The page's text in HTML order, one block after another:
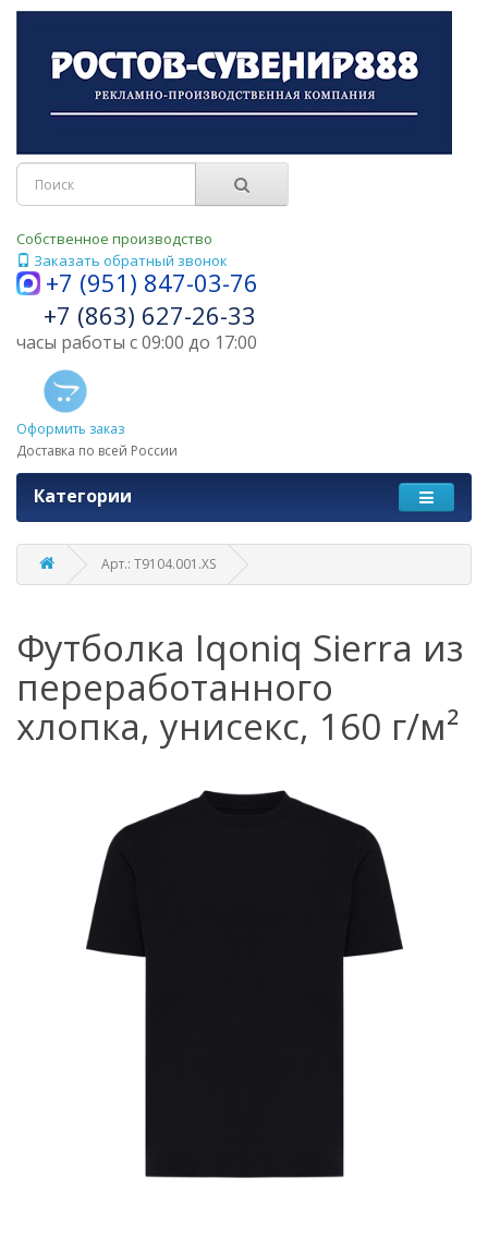
Собственное производство
Заказать обратный звонок
+7 (951) 847-03-76
+7 (863) 627-26-33
часы работы с 09:00 до 17:00
Оформить заказ
Доставка по всей России
Категории
Арт.: T9104.001.XS
Футболка Iqoniq Sierra из
переработанного
хлопка, унисекс, 160 г/м²